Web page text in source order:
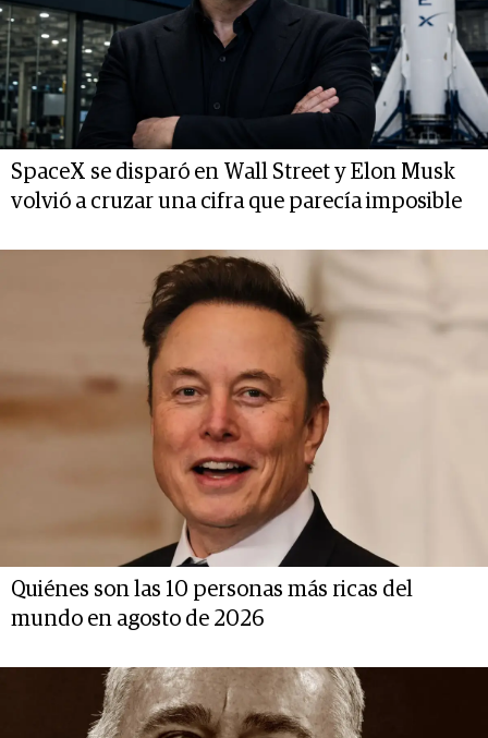
SpaceX se disparó en Wall Street y Elon Musk
volvió a cruzar una cifra que parecía imposible
Quiénes son las 10 personas más ricas del
mundo en agosto de 2026